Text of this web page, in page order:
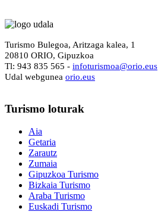
Turismo Bulegoa, Aritzaga kalea, 1
20810 ORIO, Gipuzkoa
Tl: 943 835 565 - infoturismoa@orio.eus
Udal webgunea orio.eus
Turismo loturak
Aia
Getaria
Zarautz
Zumaia
Gipuzkoa Turismo
Bizkaia Turismo
Araba Turismo
Euskadi Turismo